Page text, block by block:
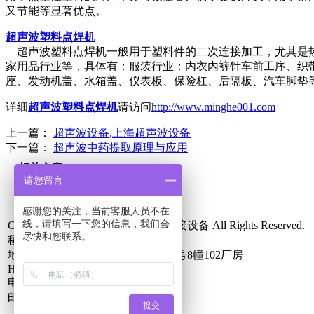
又节能等显著优点。
超声波塑料点焊机
超声波塑料点焊机一般用于塑料件的二次连接加工，尤其是
家用品行业等，具体有：服装行业：内衣内裤针车前工序、
座、发动机盖、水箱盖、仪表板、保险杠、后隔板、汽车脚
详细超声波塑料点焊机请访问http://www.minghe001.com
上一篇： 超声波设备,上海超声波设备
下一篇： 超声波中药提取原理与应用
相关文章
Copyright 上海稷械超声波塑料焊接设备 All Rights Reserved.
稷械超声波科技（上海）有限公司
地址：上海市嘉定区澄浏中路1333号8幢102厂房
Http://www.minghe001.com
电话：13166117677
邮箱：13166117677@qq.com
51La
请您留言
感谢您的关注，当前客服人员不在
线，请填写一下您的信息，我们会
尽快和您联系。
提交